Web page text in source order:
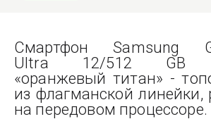
Смартфон Samsung
Ultra 12/512 GB
«оранжевый титан» -
из флагманской
на передовом процессоре.